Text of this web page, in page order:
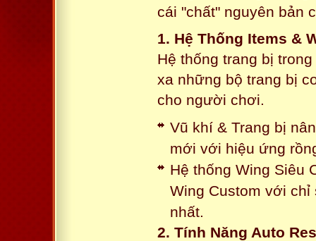
cái "chất" nguyên bản
1. Hệ Thống Items &
Hệ thống trang bị
xa những bộ trang bị
cho người chơi.
Vũ khí & Trang bị
mới với hiệu ứng
Hệ thống Wing Siêu
Wing Custom với
nhất.
2. Tính Năng Auto